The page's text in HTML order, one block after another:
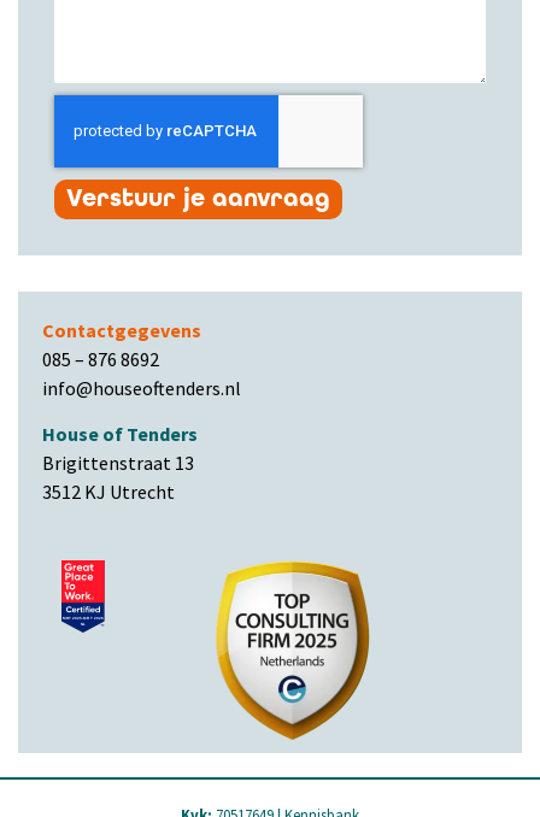
Verstuur je aanvraag
Contactgegevens
085 – 876 8692
info@houseoftenders.nl
House of Tenders
Brigittenstraat 13
3512 KJ Utrecht